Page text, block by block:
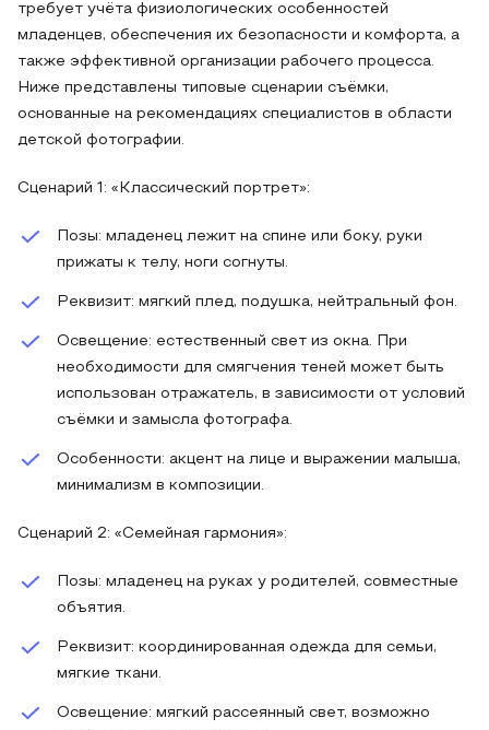
требует учёта физиологических особенностей
младенцев, обеспечения их безопасности и комфорта, а
также эффективной организации рабочего процесса.
Ниже представлены типовые сценарии съёмки,
основанные на рекомендациях специалистов в области
детской фотографии.
Сценарий 1: «Классический портрет»:
Позы: младенец лежит на спине или боку, руки
прижаты к телу, ноги согнуты.
Реквизит: мягкий плед, подушка, нейтральный фон.
Освещение: естественный свет из окна. При
необходимости для смягчения теней может быть
использован отражатель, в зависимости от условий
съёмки и замысла фотографа.
Особенности: акцент на лице и выражении малыша,
минимализм в композиции.
Сценарий 2: «Семейная гармония»:
Позы: младенец на руках у родителей, совместные
объятия.
Реквизит: координированная одежда для семьи,
мягкие ткани.
Освещение: мягкий рассеянный свет, возможно